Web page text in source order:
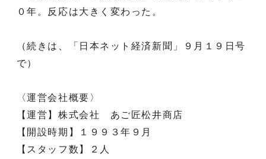
０年。反応は大きく変わった。
（続きは、「日本ネット経済新聞」９月１９日号
で）
〈運営会社概要〉
【運営】株式会社 あご匠松井商店
【開設時期】１９９３年９月
【スタッフ数】２人